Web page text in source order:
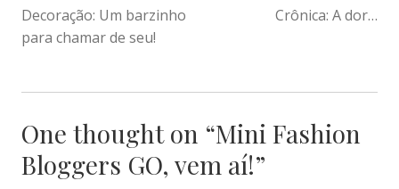
DE
Decoração: Um barzinho
para chamar de seu!
Crônica: A dor…
One thought on “Mini Fashion
Bloggers GO, vem aí!”